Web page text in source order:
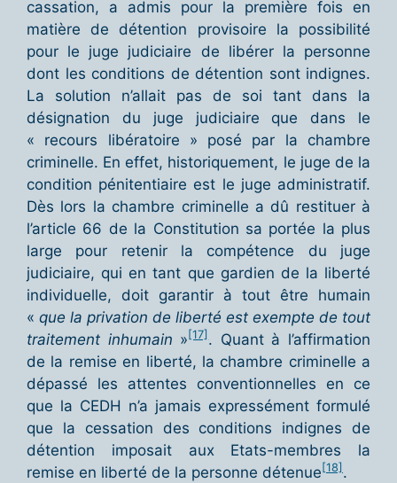
cassation, a admis pour la première fois en
matière de détention provisoire la possibilité
pour le juge judiciaire de libérer la personne
dont les conditions de détention sont indignes.
La solution n’allait pas de soi tant dans la
désignation du juge judiciaire que dans le
« recours libératoire » posé par la chambre
criminelle. En effet, historiquement, le juge de la
condition pénitentiaire est le juge administratif.
Dès lors la chambre criminelle a dû restituer à
l’article 66 de la Constitution sa portée la plus
large pour retenir la compétence du juge
judiciaire, qui en tant que gardien de la liberté
individuelle, doit garantir à tout être humain
« que la privation de liberté est exempte de tout
traitement inhumain » [17] . Quant à l’affirmation
de la remise en liberté, la chambre criminelle a
dépassé les attentes conventionnelles en ce
que la CEDH n’a jamais expressément formulé
que la cessation des conditions indignes de
détention imposait aux Etats-membres la
remise en liberté de la personne détenue [18] .